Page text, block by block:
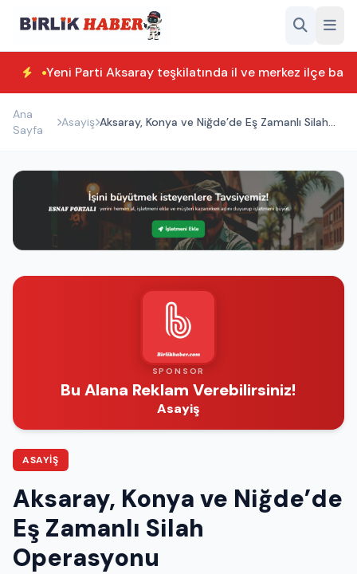
Yeni Parti Aksaray teşkilatında il ve merkez ilçe
Ana
Sayfa
Asayiş Aksaray, Konya ve Niğde’de Eş Zamanlı Silah
SPONSOR
Bu Alana Reklam Verebilirsiniz!
Asayiş
ASAYIŞ
Aksaray, Konya ve Niğde’de
Eş Zamanlı Silah
Operasyonu